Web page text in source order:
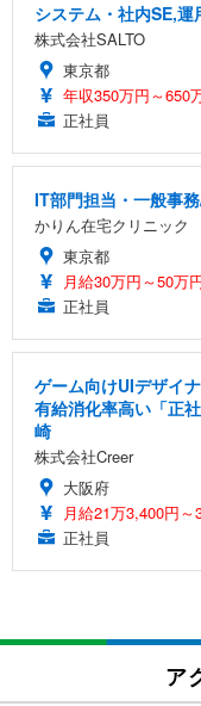
システム・社内SE,
株式会社SALTO
東京都
年収350万円～650
正社員
IT部門担当・一般事
かりん在宅クリニック
東京都
月給30万円～50万
正社員
ゲーム向けUIデザイ
有給消化率高い「正
崎
株式会社Creer
大阪府
月給21万3,400円～
正社員
ア